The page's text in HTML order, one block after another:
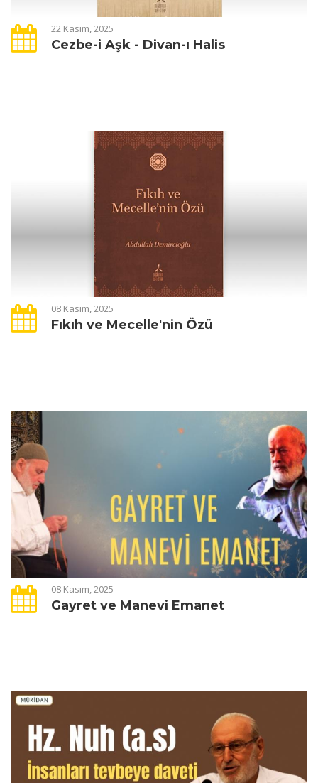
22 Kasım, 2025
Cezbe-i Aşk - Divan-ı Halis
08 Kasım, 2025
Fıkıh ve Mecelle'nin Özü
08 Kasım, 2025
Gayret ve Manevi Emanet